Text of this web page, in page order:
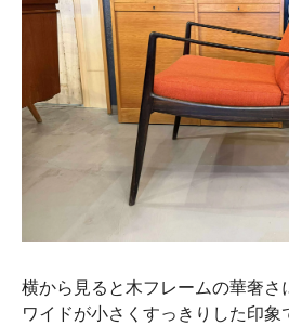
横から見ると木フレームの華奢さ
ワイドが小さくすっきりした印象